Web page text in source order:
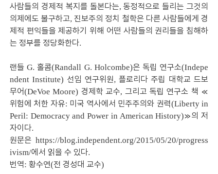
사람들의 경제적 복지를 돌본다는,동정적으로 들리는 그것의
의제에도 불구하고, 진보주의 정치 철학은 다른 사람들에게 경
제적 편익들을 제공하기 위해 어떤 사람들의 권리들을 침해하
는 정부를 정당화한다.
랜들G.홀콤(Randall G. Holcombe)은 독립 연구소(Indepe
ndent Institute) 선임 연구위원,플로리다 주립 대학교 드보
무어(DeVoe Moore) 경제학 교수, 그리고 독립 연구소 책 ≪
위험에 처한 자유: 미국 역사에서 민주주의와 권력(Liberty in
Peril: Democracy and Power in American History)≫의 저
자이다.
원문은 https://blog.independent.org/2015/05/20/progress
ivism/에서 읽을 수 있다.
번역: 황수연(전 경성대 교수)